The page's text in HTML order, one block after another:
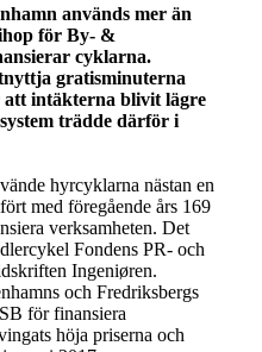
används mer än
för By- &
cyklarna.
gratisminuterna
intäkterna blivit lägre
trädde därför i
hyrcyklarna nästan en
med föregående års 169
verksamheten. Det
Fondens PR- och
Ingeniøren.
och Fredriksbergs
för finansiera
höja priserna och